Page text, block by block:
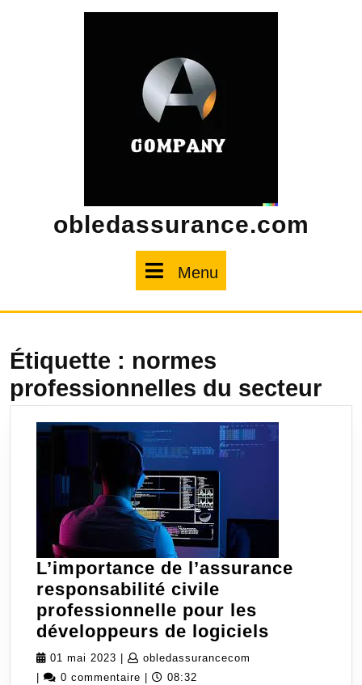
obledassurance.com
Menu
Étiquette : normes
professionnelles du secteur
L’importance de l’assurance
responsabilité civile
professionnelle pour les
développeurs de logiciels
01 mai 2023 01
mai
obledassurancecom
0 commentaire 08:32